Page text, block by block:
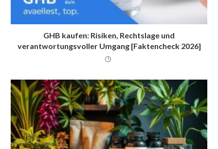
GHB kaufen: Risiken, Rechtslage und
verantwortungsvoller Umgang [Faktencheck 2026]